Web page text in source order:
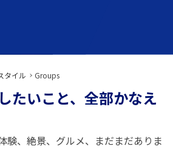
タイル Groups
たいこと、全部かなえ
験、絶景、グルメ、まだまだありま